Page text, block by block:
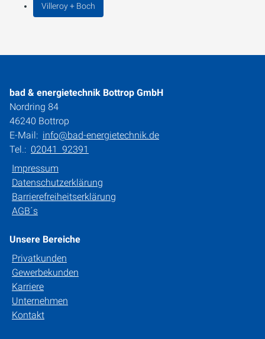
Villeroy + Boch
bad & energietechnik Bottrop GmbH
Nordring 84
46240 Bottrop
E-Mail: info@bad-energietechnik.de
Tel.: 02041 92391
Impressum
Datenschutzerklärung
Barrierefreiheitserklärung
AGB´s
Unsere Bereiche
Privatkunden
Gewerbekunden
Karriere
Unternehmen
Kontakt